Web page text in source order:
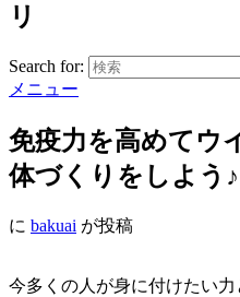
リ
Search for:
メニュー
免疫力を高めてウ
体づくりをしよう♪
に bakuai が投稿
今多くの人が身に付けたい